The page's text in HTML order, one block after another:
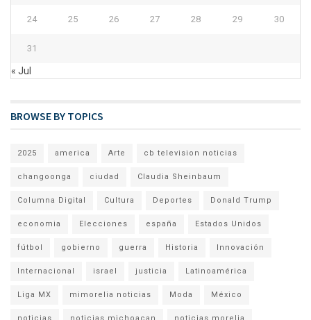
24 25 26 27 28 29 30
31
« Jul
BROWSE BY TOPICS
2025 america Arte cb television noticias
changoonga ciudad Claudia Sheinbaum
Columna Digital Cultura Deportes Donald Trump
economia Elecciones españa Estados Unidos
fútbol gobierno guerra Historia Innovación
Internacional israel justicia Latinoamérica
Liga MX mimorelia noticias Moda México